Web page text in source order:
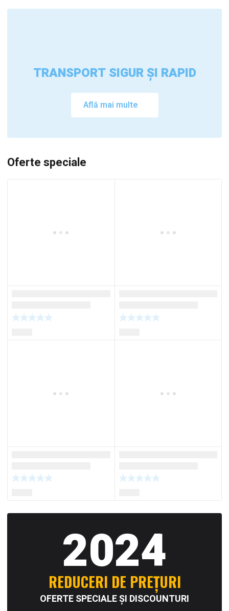
TRANSPORT SIGUR ȘI RAPID
Află mai multe
Oferte speciale
2024
REDUCERI DE PREȚURI
OFERTE SPECIALE ȘI DISCOUNTURI